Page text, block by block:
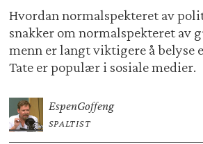
Hvordan normalspekteret av
snakker om normalspekteret av
menn er langt viktigere å belyse
Tate er populær i sosiale medier.
EspenGoffeng
SPALTIST